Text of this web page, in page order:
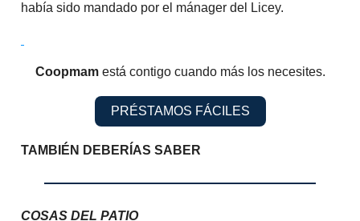
había sido mandado por el mánager del Licey.
Coopmamestá contigo cuando más los necesites.
PRÉSTAMOS FÁCILES
TAMBIÉN DEBERÍAS SABER
COSAS DEL PATIO